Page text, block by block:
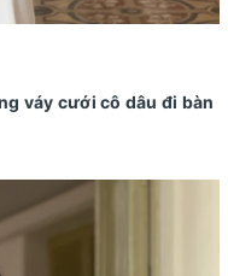
váy cưới cô dâu đi bàn